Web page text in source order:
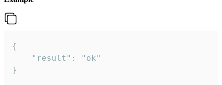
{
    "result": "ok"
}